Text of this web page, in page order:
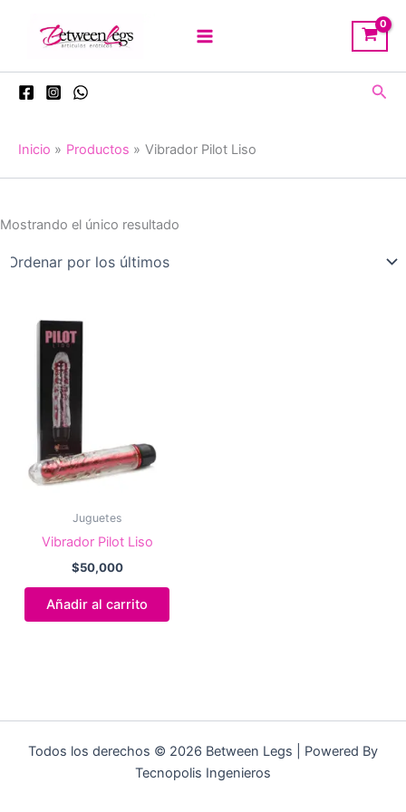
Inicio Productos Vibrador Pilot Liso
Mostrando el único resultado
Juguetes
Vibrador Pilot Liso
$50,000
Añadir al carrito
Todos los derechos © 2026 Between Legs | Powered By
Tecnopolis Ingenieros